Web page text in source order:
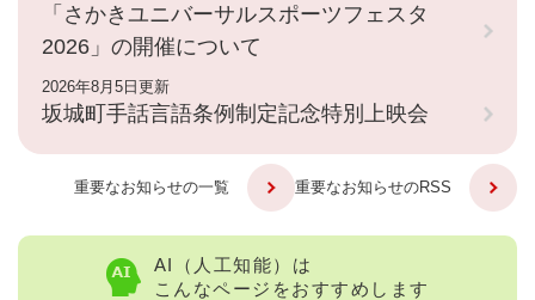
「さかきユニバーサルスポーツフェスタ
2026」の開催について
2026年8月5日更新
坂城町手話言語条例制定記念特別上映会
重要なお知らせの一覧 重要なお知らせのRSS
AI（人工知能）は
こんなページをおすすめします